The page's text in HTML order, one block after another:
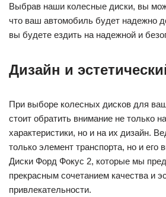
Выбрав наши колесные диски, вы
что ваш автомобиль будет надежно
вы будете ездить на надежной и
Дизайн и
При выборе колесных дисков для
стоит обратить внимание не только
характеристики, но и на их дизайн.
только элемент транспорта, но и его
Диски Форд Фокус 2, которые мы
прекрасным сочетанием качества и
привлекательности.